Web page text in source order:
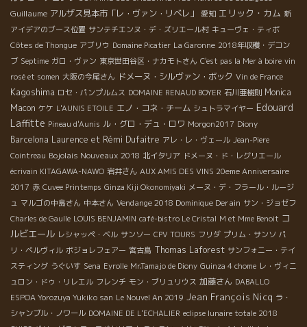
Guillaume アルザス見本市「レ・ヴァン・リベレ」 愛知 エリック・カム 新
アイデアのブース位置 サンテチエンヌ・デ・ズリエール村 キューヴェ・ティボ
Côtes de Thongue アブリウ Domaine Picatier La Garonne 2018年収穫・デコン
ブ Septime ガロ・ヴァン 東京世田谷区・ナカモトさん C'est pas la Mer à boire vin
rosé et somen 大阪の今尾さん ドメーヌ・シルヴァン・ボック Vin de France
Kagoshima ロセ・パンプルムス DOMAINE RENAUD BOYER 石川亜樹則 Monica
Macon ケケ L'AUNIS ETOILE エノ・コネ・チーム シュトラマイヤー Edouard
Laffitte Pineau d'Aunis ル・グロ・デュ・ロワ Morgon2017 Diony
Barcelona Laurence et Rémi Dufaitre アレ・レ・ヴェール Jean-Piere
Cointreau Bojolais Nouveaux 2018 北イタリア ドメーヌ・ド・レグリエール
écrivain KITAGAWA-NAWO 岩井さん AUX AMIS DES VINS 20eme Anniversaire
2017 赤 Cuvee Printemps Ginza Kiji Okonomiyaki メーヌ・デ・フラール・ルージ
ュ マルゴの中島さん 中本さん Vendange 2018 Dominique Derain サン・ジョゼフ
Charles de Gaulle LOUIS BENJAMIN café-bistro Le Cristal M et Mme Benoit コ
ルビエール レシャッペ・ベル サンソー CPV TOURS フリダ プリム・サンソ パ
リ・ベルヴィル ボジョレフェアー 宮古島 Thomas Laforest サンフォニー・テイ
スティング うぐいす Sena Eyrolle Mr.Tamajo de Diony Guinza 4 chome レ・ヴィニ
ュロン・ドゥ・リレエル フレンチ モン・ブリュリウス 加藤さん DABALLO
ESPOA Yorozuya Yukiko san Le Nouvel An 2019 Jean François Nicq ラ・
シャンブル・ノワール DOMAINE DE L'ECHALIER eclipse lunaire totale 2018